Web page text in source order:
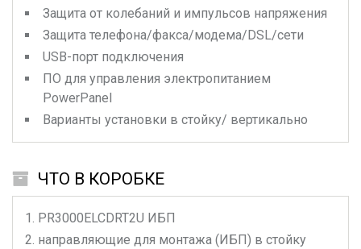
Защита от колебаний и импульсов напряжения
Защита телефона/факса/модема/DSL/сети
USB-порт подключения
ПО для управления электропитанием
PowerPanel
Варианты установки в стойку/ вертикально
ЧТО В КОРОБКЕ
PR3000ELCDRT2U ИБП
направляющие для монтажа (ИБП) в стойку